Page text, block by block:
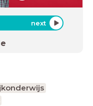
next